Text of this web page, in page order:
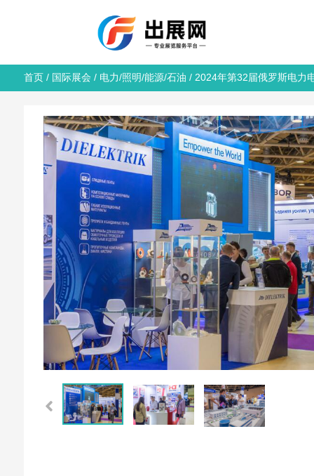
首页/ 国际展会 / 电力/照明/能源/石油 / 2024年第32届俄罗斯电力